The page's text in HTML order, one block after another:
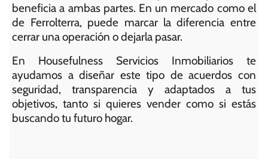
beneficia a ambas partes. En un mercado como el
de Ferrolterra, puede marcar la diferencia entre
cerrar una operación o dejarla pasar.
En Housefulness Servicios Inmobiliarios te
ayudamos a diseñar este tipo de acuerdos con
seguridad, transparencia y adaptados a tus
objetivos, tanto si quieres vender como si estás
buscando tu futuro hogar.